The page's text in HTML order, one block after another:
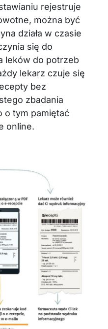
rejestruje
można być
działa w czasie
się do
leków do potrzeb
lekarz czuje się
bez
zbadania
o tym pamiętać
online.